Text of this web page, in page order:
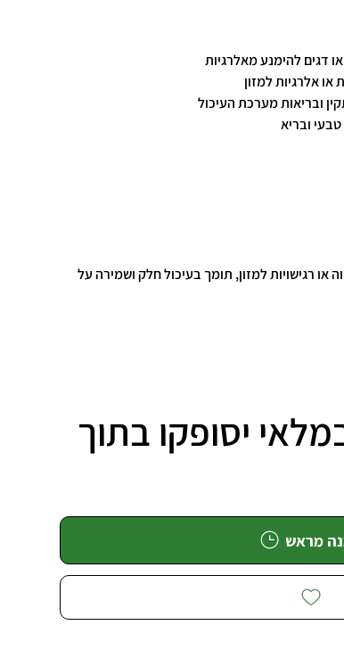
דגים להימנע מאלרגיות
או אלרגיות למזון
ובריאות מערכת העיכול
ובריא
או רגישויות למזון, תומך בעיכול חלק ושמירה על
יסופקו בתוך
מראש